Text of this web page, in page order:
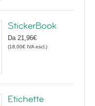
StickerBook
Da 21,96€
(18,00€ IVA escl. )
Etichette